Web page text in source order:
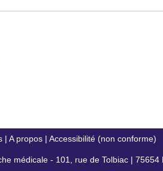
| A propos| Accessibilité (non conforme)
médicale - 101, rue de Tolbiac | 75654